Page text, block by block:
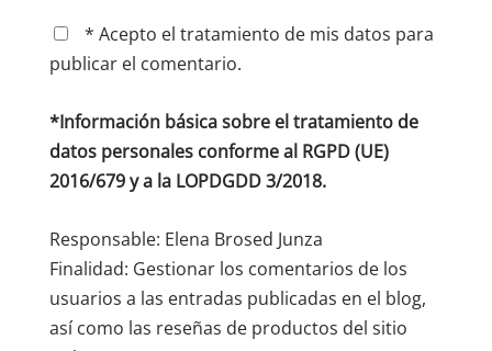
* Acepto el tratamiento de mis datos para
publicar el comentario.
*Información básica sobre el tratamiento de
datos personales conforme al RGPD (UE)
2016/679 y a la LOPDGDD 3/2018.
Responsable: Elena Brosed Junza
Finalidad: Gestionar los comentarios de los
usuarios a las entradas publicadas en el blog,
así como las reseñas de productos del sitio